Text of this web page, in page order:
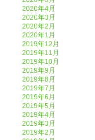
2020年4月
2020年3月
2020年2月
2020年1月
2019年12月
2019年11月
2019年10月
2019年9月
2019年8月
2019年7月
2019年6月
2019年5月
2019年4月
2019年3月
2019年2月